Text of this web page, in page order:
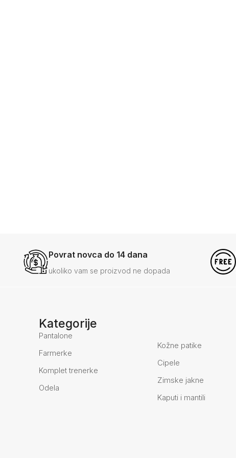
Povrat novca do 14 dana
ukoliko vam se proizvod ne dopada
Kategorije
Pantalone
Farmerke
Komplet trenerke
Odela
Kožne patike
Cipele
Zimske jakne
Kaputi i mantili